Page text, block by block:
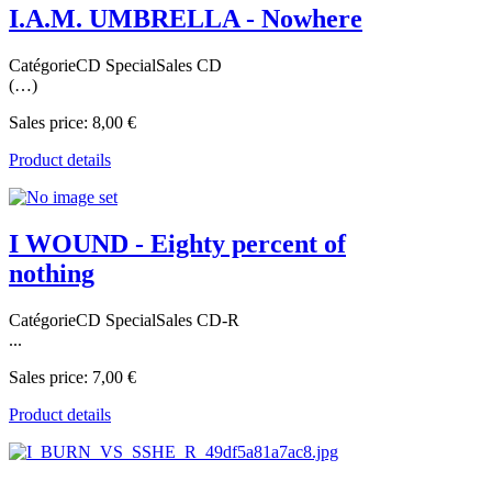
I.A.M. UMBRELLA - Nowhere
CatégorieCD SpecialSales CD
(…)
Sales price: 8,00 €
Product details
I WOUND - Eighty percent of
nothing
CatégorieCD SpecialSales CD-R
...
Sales price: 7,00 €
Product details